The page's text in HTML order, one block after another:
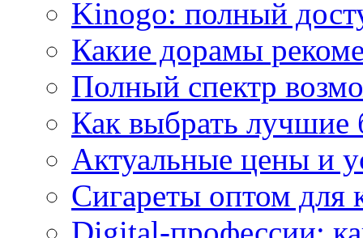
Kinogo: полный
Какие дорамы
Полный спектр
Как выбрать
Актуальные цены и
Сигареты оптом для